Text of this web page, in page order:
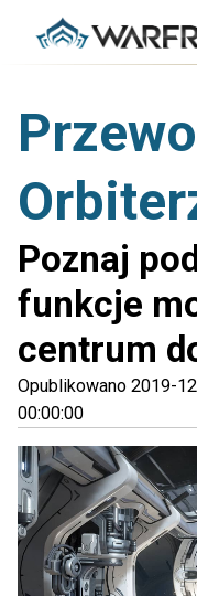
Poznaj
funkcje
centrum
Opublikowano 2019-
00:00:00